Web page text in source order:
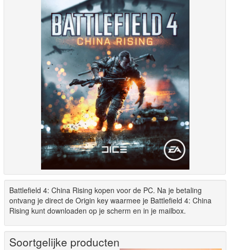
Battlefield 4: China Rising kopen voor de PC. Na je betaling
ontvang je direct de Origin key waarmee je Battlefield 4: China
Rising kunt downloaden op je scherm en in je mailbox.
Soortgelijke producten